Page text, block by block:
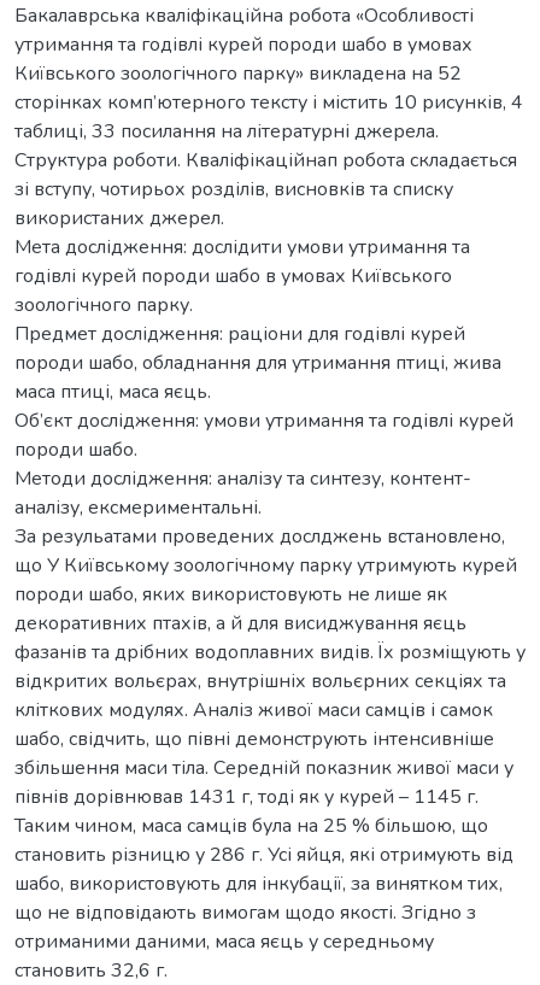
Бакалаврська кваліфікаційна робота «Особливості
утримання та годівлі курей породи шабо в умовах
Київського зоологічного парку» викладена на 52
сторінках комп’ютерного тексту і містить 10 рисунків, 4
таблиці, 33 посилання на літературні джерела.
Структура роботи. Кваліфікаційнап робота складається
зі вступу, чотирьох розділів, висновків та списку
використаних джерел.
Мета дослідження: дослідити умови утримання та
годівлі курей породи шабо в умовах Київського
зоологічного парку.
Предмет дослідження: раціони для годівлі курей
породи шабо, обладнання для утримання птиці, жива
маса птиці, маса яєць.
Об’єкт дослідження: умови утримання та годівлі курей
породи шабо.
Методи дослідження: аналізу та синтезу, контент-
аналізу, ексмериментальні.
За резульатами проведених дослджень встановлено,
що У Київському зоологічному парку утримують курей
породи шабо, яких використовують не лише як
декоративних птахів, а й для висиджування яєць
фазанів та дрібних водоплавних видів. Їх розміщують у
відкритих вольєрах, внутрішніх вольєрних секціях та
кліткових модулях. Аналіз живої маси самців і самок
шабо, свідчить, що півні демонструють інтенсивніше
збільшення маси тіла. Середній показник живої маси у
півнів дорівнював 1431 г, тоді як у курей – 1145 г.
Таким чином, маса самців була на 25 % більшою, що
становить різницю у 286 г. Усі яйця, які отримують від
шабо, використовують для інкубації, за винятком тих,
що не відповідають вимогам щодо якості. Згідно з
отриманими даними, маса яєць у середньому
становить 32,6 г.